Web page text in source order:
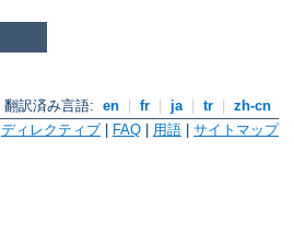
翻訳済み言語: en fr ja tr
zh-cn
ディレクティブ FAQ 用語 サイトマップ